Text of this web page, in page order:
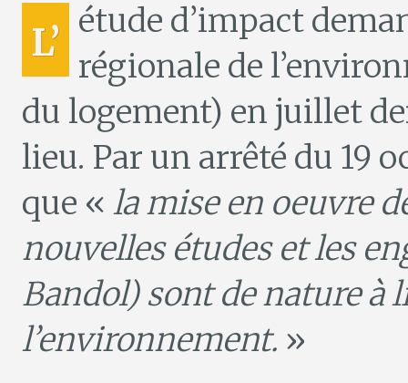
L’ étude d’impact
régionale de
du logement) en juillet
lieu. Par un arrêté du 19
que « la mise en oeuvre
nouvelles études et les
Bandol) sont de nature
l’environnement. »